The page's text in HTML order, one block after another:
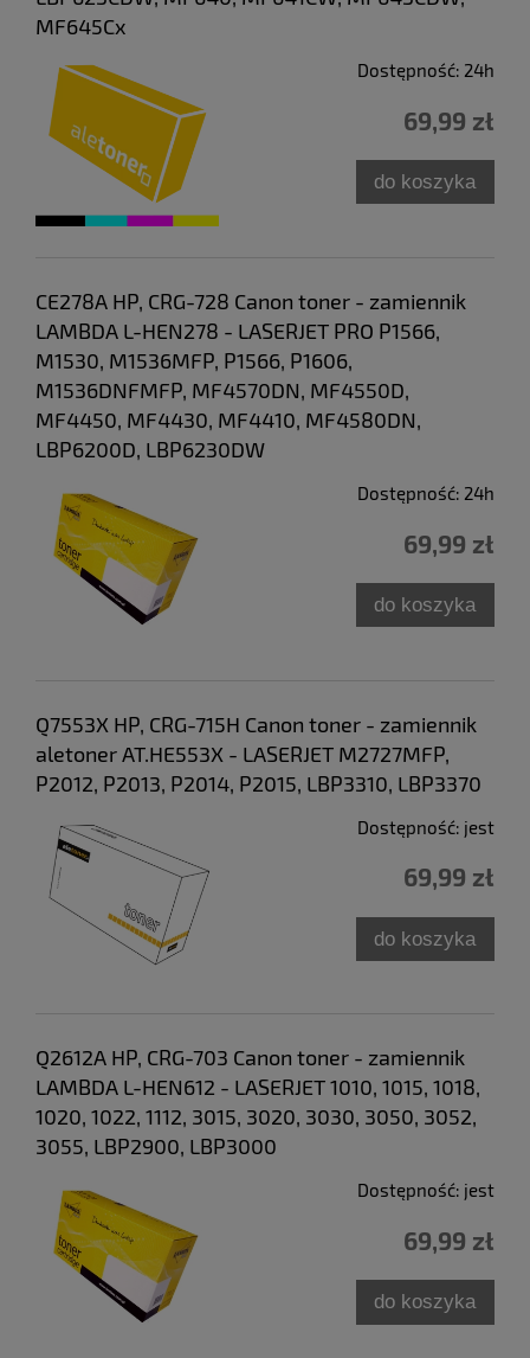
MF645Cx
Dostępność: 24h
69,99 zł
do koszyka
CE278A HP, CRG-728 Canon toner - zamiennik
LAMBDA L-HEN278 - LASERJET PRO P1566,
M1530, M1536MFP, P1566, P1606,
M1536DNFMFP, MF4570DN, MF4550D,
MF4450, MF4430, MF4410, MF4580DN,
LBP6200D, LBP6230DW
Dostępność: 24h
69,99 zł
do koszyka
Q7553X HP, CRG-715H Canon toner - zamiennik
aletoner AT.HE553X - LASERJET M2727MFP,
P2012, P2013, P2014, P2015, LBP3310, LBP3370
Dostępność: jest
69,99 zł
do koszyka
Q2612A HP, CRG-703 Canon toner - zamiennik
LAMBDA L-HEN612 - LASERJET 1010, 1015, 1018,
1020, 1022, 1112, 3015, 3020, 3030, 3050, 3052,
3055, LBP2900, LBP3000
Dostępność: jest
69,99 zł
do koszyka